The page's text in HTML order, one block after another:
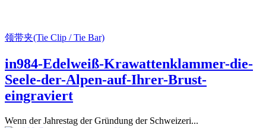
领带夹(Tie Clip / Tie Bar)
in984-Edelweiß-Krawattenklammer-die-
Seele-der-Alpen-auf-Ihrer-Brust-
eingraviert
Wenn der Jahrestag der Gründung der Schweizeri...